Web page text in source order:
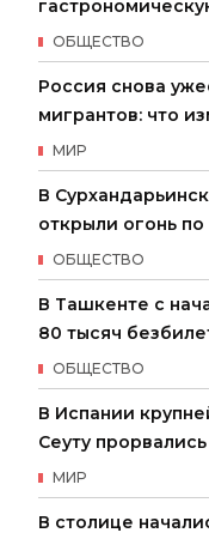
ОБЩЕСТВО
Россия снова
мигрантов: что
МИР
В
открыли огонь
ОБЩЕСТВО
В Ташкенте с
80 тысяч
ОБЩЕСТВО
В Испании
Сеуту
МИР
В столице